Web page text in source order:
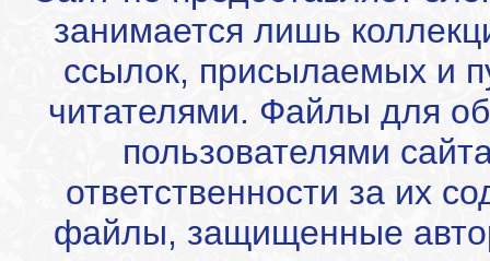
занимается лишь
ссылок, присылаемых и
читателями. Файлы для
пользователями
ответственности за их
файлы, защищенные